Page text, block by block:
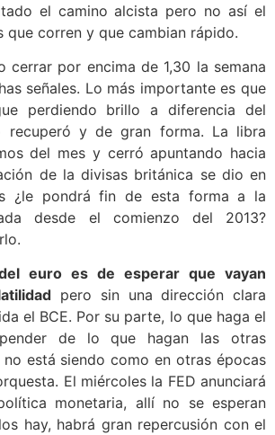
el camino alcista pero no así el
que corren y que cambian rápido.
cerrar por encima de 1,30 la semana
señales. Lo más importante es que
perdiendo brillo a diferencia del
recuperó y de gran forma. La libra
del mes y cerró apuntando hacia
de la divisas británica se dio en
¿le pondrá fin de esta forma a la
desde el comienzo del 2013?
euro es de esperar que vayan
pero sin una dirección clara
el BCE. Por su parte, lo que haga el
de lo que hagan las otras
no está siendo como en otras épocas
El miércoles la FED anunciará
monetaria, allí no se esperan
hay, habrá gran repercusión con el